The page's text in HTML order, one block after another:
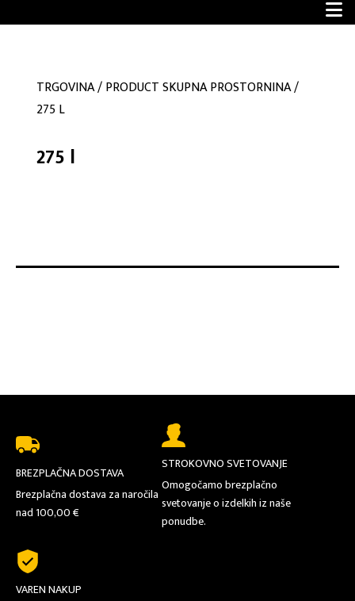
TRGOVINA/PRODUCT SKUPNA PROSTORNINA/
275 L
275 l
BREZPLAČNA DOSTAVA
Brezplačna dostava za naročila
nad 100,00 €
STROKOVNO SVETOVANJE
Omogočamo brezplačno
svetovanje o izdelkih iz naše
ponudbe.
VAREN NAKUP